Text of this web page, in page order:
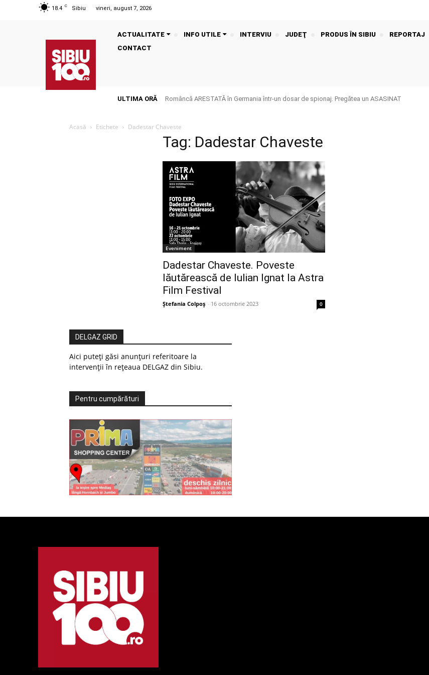
18.4 C Sibiu vineri, august 7, 2026
ACTUALITATE INFO UTILE INTERVIU JUDEŢ PRODUS ÎN SIBIU REPORTAJ
CONTACT
ULTIMA ORĂ Româncă ARESTATĂ în Germania într-un dosar de spionaj. Pregătea un ASASINAT
Acasă Etichete Dadestar Chaveste
Tag: Dadestar Chaveste
Eveniment
Dadestar Chaveste. Poveste
lăutărească de Iulian Ignat la Astra
Film Festival
Ștefania Colpoș - 16 octombrie 2023 0
DELGAZ GRID
Aici puteți găsi anunțuri referitoare la
intervenții în rețeaua DELGAZ din Sibiu.
Pentru cumpărături